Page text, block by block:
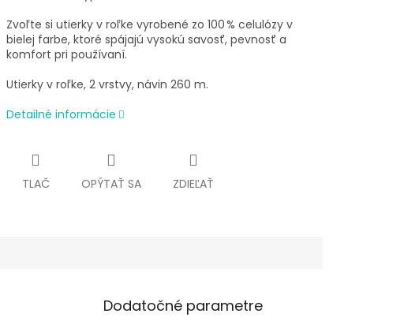
Zvoľte si utierky v roľke vyrobené zo 100 % celulózy v
bielej farbe, ktoré spájajú vysokú savosť, pevnosť a
komfort pri používaní.
Utierky v roľke, 2 vrstvy, návin 260 m.
Detailné informácie
TLAČ OPÝTAŤ SA ZDIEĽAŤ
Dodatočné parametre